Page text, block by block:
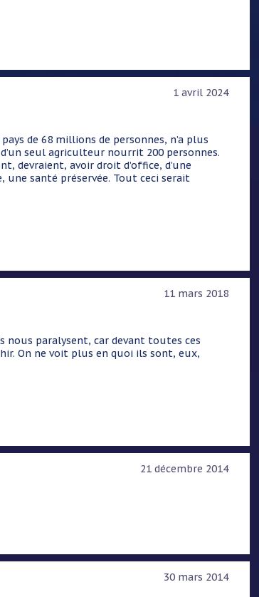
1 avril 2024
de 68 millions de personnes, n’a plus
seul agriculteur nourrit 200 personnes.
devraient, avoir droit d’office, d’une
santé préservée. Tout ceci serait
11 mars 2018
nous paralysent, car devant toutes ces
On ne voit plus en quoi ils sont, eux,
21 décembre 2014
30 mars 2014